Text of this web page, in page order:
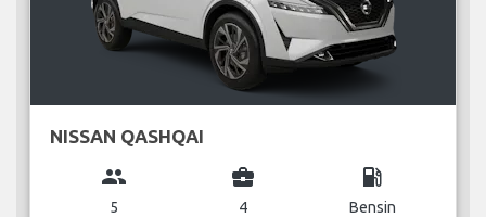
NISSAN QASHQAI
group
5
business_center
4
local_gas_station
Bensin